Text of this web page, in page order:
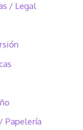
/ Legal
Papelería